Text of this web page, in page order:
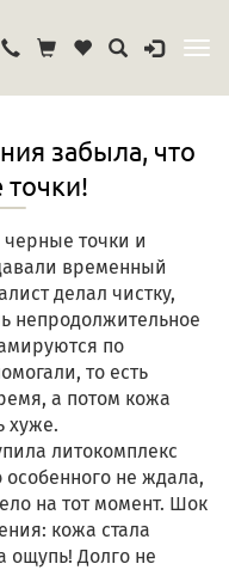
забыла, что
точки!
точки и
временный
делал чистку,
непродолжительное
по
то есть
а потом кожа
хуже.
литокомплекс
особенного не ждала,
на тот момент. Шок
кожа стала
ощупь! Долго не